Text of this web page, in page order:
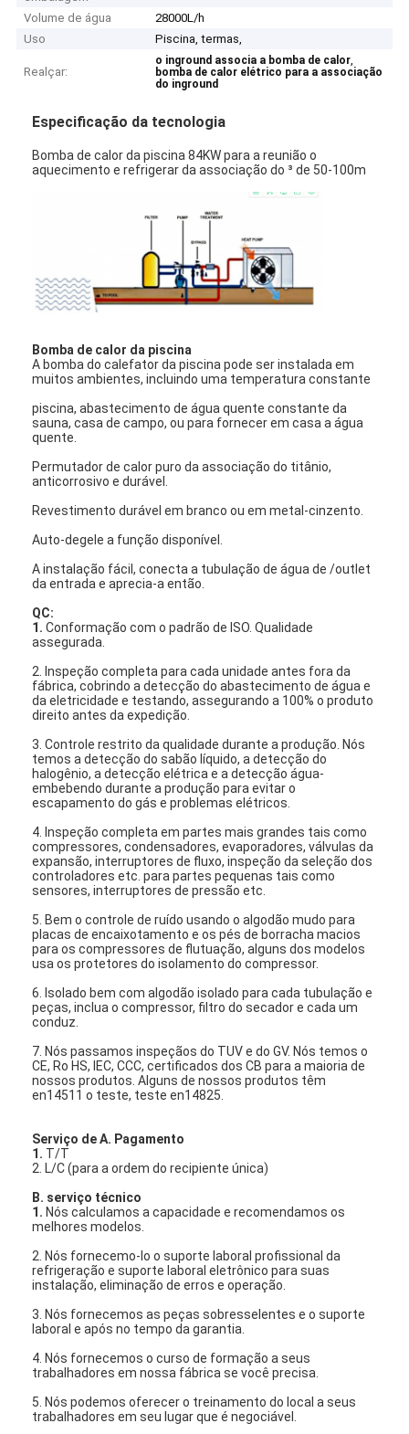
casa
produtos
Show de RV
Sobre nós
Tour pela Fábrica
entre em contato conosco
Notícias
Todos os casos
Blog
Ecer
Bomba resistente da pasta
Volume de água
28000L/h
Uso
Piscina, termas,
Realçar:
o inground associa a bomba de calor,
bomba de calor elétrico para a associação
do inground
Especificação da tecnologia
Bomba de calor da piscina 84KW para a reunião o
aquecimento e refrigerar da associação do ³ de 50-100m
Bomba de calor da piscina
A bomba do calefator da piscina pode ser instalada em
muitos ambientes, incluindo uma temperatura constante
piscina, abastecimento de água quente constante da
sauna, casa de campo, ou para fornecer em casa a água
quente.
Permutador de calor puro da associação do titânio,
anticorrosivo e durável.
Revestimento durável em branco ou em metal-cinzento.
Auto-degele a função disponível.
A instalação fácil, conecta a tubulação de água de /outlet
da entrada e aprecia-a então.
QC:
1.Conformação com o padrão de ISO. Qualidade
assegurada.
2. Inspeção completa para cada unidade antes fora da
fábrica, cobrindo a detecção do abastecimento de água e
da eletricidade e testando, assegurando a 100% o produto
direito antes da expedição.
3. Controle restrito da qualidade durante a produção. Nós
temos a detecção do sabão líquido, a detecção do
halogênio, a detecção elétrica e a detecção água-
embebendo durante a produção para evitar o
escapamento do gás e problemas elétricos.
4. Inspeção completa em partes mais grandes tais como
compressores, condensadores, evaporadores, válvulas da
expansão, interruptores de fluxo, inspeção da seleção dos
controladores etc. para partes pequenas tais como
sensores, interruptores de pressão etc.
5. Bem o controle de ruído usando o algodão mudo para
placas de encaixotamento e os pés de borracha macios
para os compressores de flutuação, alguns dos modelos
usa os protetores do isolamento do compressor.
6. Isolado bem com algodão isolado para cada tubulação e
peças, inclua o compressor, filtro do secador e cada um
conduz.
7. Nós passamos inspeçãos do TUV e do GV. Nós temos o
CE, Ro HS, IEC, CCC, certificados dos CB para a maioria de
nossos produtos. Alguns de nossos produtos têm
en14511 o teste, teste en14825.
Serviço de A. Pagamento
1. T/T
2. L/C (para a ordem do recipiente única)
B. serviço técnico
1. Nós calculamos a capacidade e recomendamos os
melhores modelos.
2. Nós fornecemo-lo o suporte laboral profissional da
refrigeração e suporte laboral eletrônico para suas
instalação, eliminação de erros e operação.
3. Nós fornecemos as peças sobresselentes e o suporte
laboral e após no tempo da garantia.
4. Nós fornecemos o curso de formação a seus
trabalhadores em nossa fábrica se você precisa.
5. Nós podemos oferecer o treinamento do local a seus
trabalhadores em seu lugar que é negociável.